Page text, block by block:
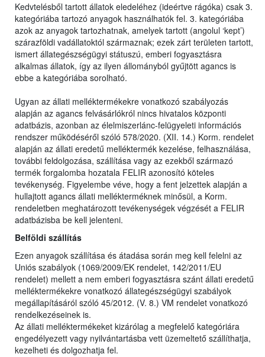
Kedvtelésből tartott állatok eledeléhez (ideértve rágóka) csak 3.
kategóriába tartozó anyagok használhatók fel. 3. kategóriába
azok az anyagok tartozhatnak, amelyek tartott (angolul ‘kept’)
szárazföldi vadállatoktól származnak; ezek zárt területen tartott,
ismert állategészségügyi státuszú, emberi fogyasztásra
alkalmas állatok, így az ilyen állományból gyűjtött agancs is
ebbe a kategóriába sorolható.
Ugyan az állati melléktermékekre vonatkozó szabályozás
alapján az agancs felvásárlókról nincs hivatalos központi
adatbázis, azonban az élelmiszerlánc-felügyeleti információs
rendszer működéséről szóló 578/2020. (XII. 14.) Korm. rendelet
alapján az állati eredetű melléktermék kezelése, felhasználása,
további feldolgozása, szállítása vagy az ezekből származó
termék forgalomba hozatala FELIR azonosító köteles
tevékenység. Figyelembe véve, hogy a fent jelzettek alapján a
hullajtott agancs állati mellékterméknek minősül, a Korm.
rendeletben meghatározott tevékenységek végzését a FELIR
adatbázisba be kell jelenteni.
Belföldi szállítás
Ezen anyagok szállítása és átadása során meg kell felelni az
Uniós szabályok (1069/2009/EK rendelet, 142/2011/EU
rendelet) mellett a nem emberi fogyasztásra szánt állati eredetű
melléktermékekre vonatkozó állategészségügyi szabályok
megállapításáról szóló 45/2012. (V. 8.) VM rendelet vonatkozó
rendelkezéseinek is.
Az állati melléktermékeket kizárólag a megfelelő kategóriára
engedélyezett vagy nyilvántartásba vett üzemeltető szállíthatja,
kezelheti és dolgozhatja fel.